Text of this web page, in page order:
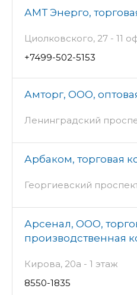
АМТ Энерго,
Циолковского, 27 - 11
+7499-502-5153
Амторг, ООО,
Ленинградский
Арбаком, торговая
Георгиевский
Арсенал, ООО,
производственная
Кирова, 20а - 1 этаж
8550-1835